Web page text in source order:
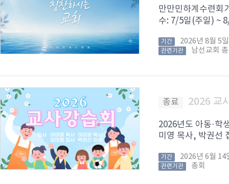
만만민하계수련회
수: 7/5일(주일) ~
기간 2026년 8월 5
관련기관 남선교회
종료 2026 교
2026년도 아동·학
미영 목사, 박권선
기간 2026년 6월 14
관련기관 총회